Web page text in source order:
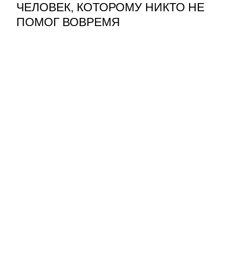
ЧЕЛОВЕК, КОТОРОМУ НИКТО НЕ
ПОМОГ ВОВРЕМЯ